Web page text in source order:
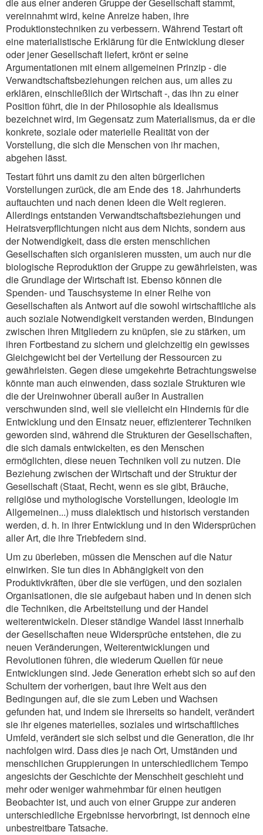
vereinnahmt wird, keine Anreize haben, ihre
Produktionstechniken zu verbessern. Während Testart oft
eine materialistische Erklärung für die Entwicklung dieser
oder jener Gesellschaft liefert, krönt er seine
Argumentationen mit einem allgemeinen Prinzip - die
Verwandtschaftsbeziehungen reichen aus, um alles zu
erklären, einschließlich der Wirtschaft -, das ihn zu einer
Position führt, die in der Philosophie als Idealismus
bezeichnet wird, im Gegensatz zum Materialismus, da er die
konkrete, soziale oder materielle Realität von der
Vorstellung, die sich die Menschen von ihr machen,
abgehen lässt.
Testart führt uns damit zu den alten bürgerlichen
Vorstellungen zurück, die am Ende des 18. Jahrhunderts
auftauchten und nach denen Ideen die Welt regieren.
Allerdings entstanden Verwandtschaftsbeziehungen und
Heiratsverpflichtungen nicht aus dem Nichts, sondern aus
der Notwendigkeit, dass die ersten menschlichen
Gesellschaften sich organisieren mussten, um auch nur die
biologische Reproduktion der Gruppe zu gewährleisten, was
die Grundlage der Wirtschaft ist. Ebenso können die
Spenden- und Tauschsysteme in einer Reihe von
Gesellschaften als Antwort auf die sowohl wirtschaftliche als
auch soziale Notwendigkeit verstanden werden, Bindungen
zwischen ihren Mitgliedern zu knüpfen, sie zu stärken, um
ihren Fortbestand zu sichern und gleichzeitig ein gewisses
Gleichgewicht bei der Verteilung der Ressourcen zu
gewährleisten. Gegen diese umgekehrte Betrachtungsweise
könnte man auch einwenden, dass soziale Strukturen wie
die der Ureinwohner überall außer in Australien
verschwunden sind, weil sie vielleicht ein Hindernis für die
Entwicklung und den Einsatz neuer, effizienterer Techniken
geworden sind, während die Strukturen der Gesellschaften,
die sich damals entwickelten, es den Menschen
ermöglichten, diese neuen Techniken voll zu nutzen. Die
Beziehung zwischen der Wirtschaft und der Struktur der
Gesellschaft (Staat, Recht, wenn es sie gibt, Bräuche,
religiöse und mythologische Vorstellungen, Ideologie im
Allgemeinen...) muss dialektisch und historisch verstanden
werden, d. h. in ihrer Entwicklung und in den Widersprüchen
aller Art, die ihre Triebfedern sind.
Um zu überleben, müssen die Menschen auf die Natur
einwirken. Sie tun dies in Abhängigkeit von den
Produktivkräften, über die sie verfügen, und den sozialen
Organisationen, die sie aufgebaut haben und in denen sich
die Techniken, die Arbeitsteilung und der Handel
weiterentwickeln. Dieser ständige Wandel lässt innerhalb
der Gesellschaften neue Widersprüche entstehen, die zu
neuen Veränderungen, Weiterentwicklungen und
Revolutionen führen, die wiederum Quellen für neue
Entwicklungen sind. Jede Generation erhebt sich so auf den
Schultern der vorherigen, baut ihre Welt aus den
Bedingungen auf, die sie zum Leben und Wachsen
gefunden hat, und indem sie ihrerseits so handelt, verändert
sie ihr eigenes materielles, soziales und wirtschaftliches
Umfeld, verändert sie sich selbst und die Generation, die ihr
nachfolgen wird. Dass dies je nach Ort, Umständen und
menschlichen Gruppierungen in unterschiedlichem Tempo
angesichts der Geschichte der Menschheit geschieht und
mehr oder weniger wahrnehmbar für einen heutigen
Beobachter ist, und auch von einer Gruppe zur anderen
unterschiedliche Ergebnisse hervorbringt, ist dennoch eine
unbestreitbare Tatsache.